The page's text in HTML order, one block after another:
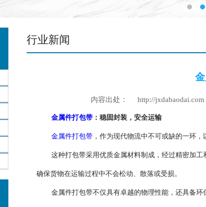
行业新闻
内容出处： http://jxdabaodai.com
金属件打包带 ：稳固封装，安全运输
金属件打包带 ，作为现代物流中不可或缺的一环
这种打包带采用优质金属材料制成，经过精密加
确保货物在运输过程中不会松动、散落或受损。
金属件打包带不仅具有卓越的物理性能，还具备